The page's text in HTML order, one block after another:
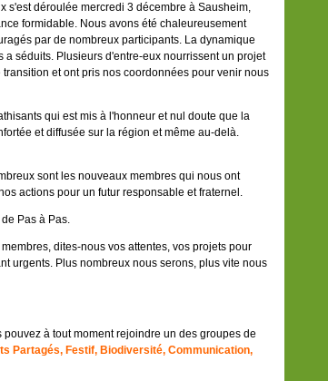
s'est déroulée mercredi 3 décembre à Sausheim,
formidable. Nous avons été chaleureusement
par de nombreux participants. La dynamique
a séduits. Plusieurs d'entre-eux nourrissent un projet
et ont pris nos coordonnées pour venir nous
qui est mis à l'honneur et nul doute que la
et diffusée sur la région et même au-delà.
sont les nouveaux membres qui nous ont
actions pour un futur responsable et fraternel.
Pas à Pas.
dites-nous vos attentes, vos projets pour
urgents. Plus nombreux nous serons, plus vite nous
à tout moment rejoindre un des groupes de
Partagés, Festif, Biodiversité, Communication,